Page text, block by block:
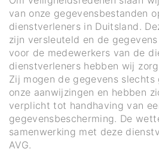
van onze gegevensbestanden
dienstverleners in Duitsland.
zijn versleuteld en de
voor de medewerkers van de
dienstverleners hebben wij
Zij mogen de gegevens slechts
onze aanwijzingen en hebben
verplicht tot handhaving van
gegevensbescherming. De
samenwerking met deze
AVG.